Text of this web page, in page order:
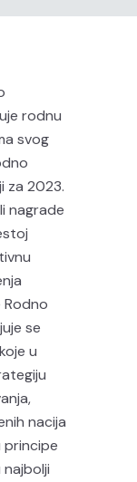
rodnu
svog
za 2023.
nagrade
Rodno
se
u
nacija
principe